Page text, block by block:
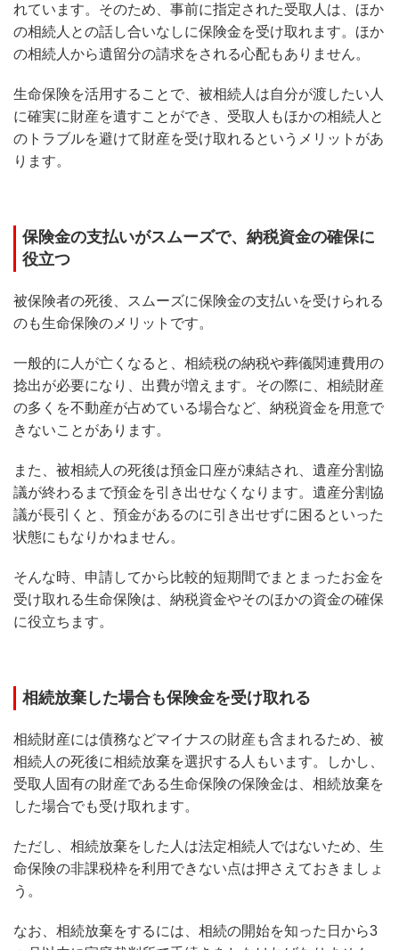
れています。そのため、事前に指定された受取人は、ほか
の相続人との話し合いなしに保険金を受け取れます。ほか
の相続人から遺留分の請求をされる心配もありません。
生命保険を活用することで、被相続人は自分が渡したい人
に確実に財産を遺すことができ、受取人もほかの相続人と
のトラブルを避けて財産を受け取れるというメリットがあ
ります。
保険金の支払いがスムーズで、納税資金の確保に
役立つ
被保険者の死後、スムーズに保険金の支払いを受けられる
のも生命保険のメリットです。
一般的に人が亡くなると、相続税の納税や葬儀関連費用の
捻出が必要になり、出費が増えます。その際に、相続財産
の多くを不動産が占めている場合など、納税資金を用意で
きないことがあります。
また、被相続人の死後は預金口座が凍結され、遺産分割協
議が終わるまで預金を引き出せなくなります。遺産分割協
議が長引くと、預金があるのに引き出せずに困るといった
状態にもなりかねません。
そんな時、申請してから比較的短期間でまとまったお金を
受け取れる生命保険は、納税資金やそのほかの資金の確保
に役立ちます。
相続放棄した場合も保険金を受け取れる
相続財産には債務などマイナスの財産も含まれるため、被
相続人の死後に相続放棄を選択する人もいます。しかし、
受取人固有の財産である生命保険の保険金は、相続放棄を
した場合でも受け取れます。
ただし、相続放棄をした人は法定相続人ではないため、生
命保険の非課税枠を利用できない点は押さえておきましょ
う。
なお、相続放棄をするには、相続の開始を知った日から3